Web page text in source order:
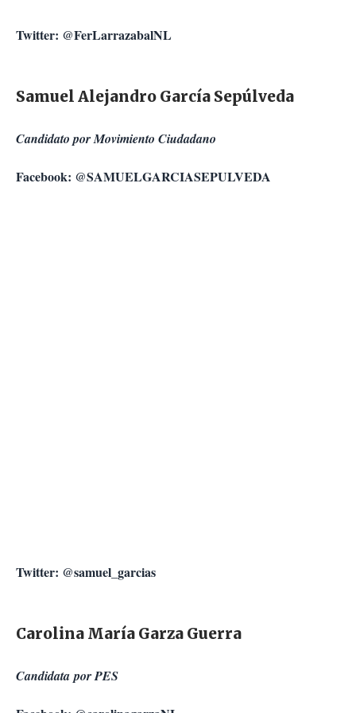
Twitter: @FerLarrazabalNL
Samuel Alejandro García Sepúlveda
Candidato por Movimiento Ciudadano
Facebook: @SAMUELGARCIASEPULVEDA
Twitter: @samuel_garcias
Carolina María Garza Guerra
Candidata por PES